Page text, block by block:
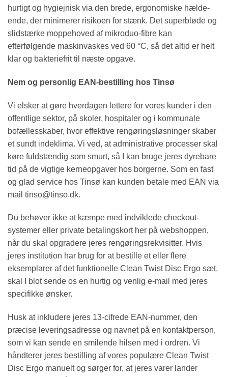
hurtigt og hygiejnisk via den brede, ergonomiske hælde-
ende, der minimerer risikoen for stænk. Det superbløde og
slidstærke moppehoved af mikroduo-fibre kan
efterfølgende maskinvaskes ved 60 °C, så det altid er helt
klar og bakteriefrit til næste opgave.
Nem og personlig EAN-bestilling hos Tinsø
Vi elsker at gøre hverdagen lettere for vores kunder i den
offentlige sektor, på skoler, hospitaler og i kommunale
bofællesskaber, hvor effektive rengøringsløsninger skaber
et sundt indeklima. Vi ved, at administrative processer skal
køre fuldstændig som smurt, så I kan bruge jeres dyrebare
tid på de vigtige kerneopgaver hos borgerne. Som en fast
og glad service hos Tinsø kan kunden betale med EAN via
mail tinso@tinso.dk.
Du behøver ikke at kæmpe med indviklede checkout-
systemer eller private betalingskort her på webshoppen,
når du skal opgradere jeres rengøringsrekvisitter. Hvis
jeres institution har brug for at bestille et eller flere
eksemplarer af det funktionelle Clean Twist Disc Ergo sæt,
skal I blot sende os en hurtig og venlig e-mail med jeres
specifikke ønsker.
Husk at inkludere jeres 13-cifrede EAN-nummer, den
præcise leveringsadresse og navnet på en kontaktperson,
som vi kan sende en smilende hilsen med i ordren. Vi
håndterer jeres bestilling af vores populære Clean Twist
Disc Ergo manuelt og sørger for, at jeres varer lander